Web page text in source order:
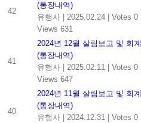
42
(통장내역)
유행사
2025.02.24 Votes 0
Views 631
41
2024년 12월 살림보고 및 회계
(통장내역)
유행사
2025.02.11 Votes 0
Views 647
40
2024년 11월 살림보고 및 회계
(통장내역)
유행사
2024.12.31 Votes 0